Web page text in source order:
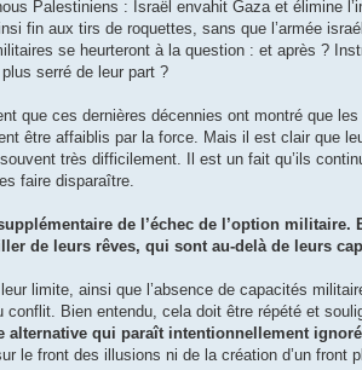
Palestiniens : Israël envahit Gaza et élimine
fin aux tirs de roquettes, sans que l’armée
se heurteront à la question : et après ?
serré de leur part ?
que ces dernières décennies ont montré que
être affaiblis par la force. Mais il est clair que
très difficilement. Il est un fait qu’ils
faire disparaître.
de l’échec de l’option
de leurs rêves, qui sont au-delà de leurs
limite, ainsi que l’absence de capacités
conflit. Bien entendu, cela doit être répété et
alternative qui paraît intentionnellement
le front des illusions ni de la création d’un front